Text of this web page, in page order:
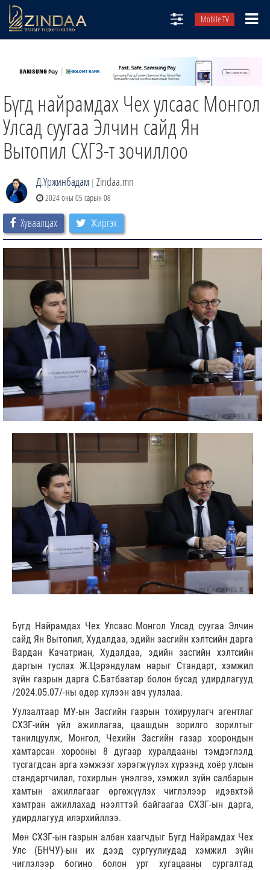
Mobile TV
ТВ8
ӨГЛӨӨНИЙ СОНИН
АУДИО ЗОХИОЛ
ЗИНДАА СЭТГҮҮЛ
Бүгд найрамдах Чех улсаас Монгол
Улсад суугаа Элчин сайд Ян
Вытопил СХГЗ-т зочиллоо
Д.Үржинбадам | Zindaa.mn
2024 оны 05 сарын 08
Хуваалцах Жиргэх
Бүгд Найрамдах Чех Улсаас Монгол Улсад суугаа Элчин
сайд Ян Вытопил, Худалдаа, эдийн засгийн хэлтсийн дарга
Вардан Качатриан, Худалдаа, эдийн засгийн хэлтсийн
даргын туслах Ж.Цэрэндулам нарыг Стандарт, хэмжил
зүйн газрын дарга С.Батбаатар болон бусад удирдлагууд
/2024.05.07/-ны өдөр хүлээн авч уулзлаа.
Уулзалтаар МУ-ын Засгийн газрын тохируулагч агентлаг
СХЗГ-ийн үйл ажиллагаа, цаашдын зорилго зорилтыг
танилцуулж, Монгол, Чехийн Засгийн газар хоорондын
хамтарсан хорооны 8 дугаар хуралдааны тэмдэглэлд
тусгагдсан арга хэмжээг хэрэгжүүлэх хүрээнд хоёр улсын
стандартчилал, тохирлын үнэлгээ, хэмжил зүйн салбарын
хамтын ажиллагааг өргөжүүлэх чиглэлээр идэвхтэй
хамтран ажиллахад нээлттэй байгаагаа СХЗГ-ын дарга,
удирдлагууд илэрхийллээ.
Мөн СХЗГ-ын газрын албан хаагчдыг Бүгд Найрамдах Чех
Улс (БНЧУ)-ын их дээд сургуулиудад хэмжил зүйн
чиглэлээр богино болон урт хугацааны сургалтад